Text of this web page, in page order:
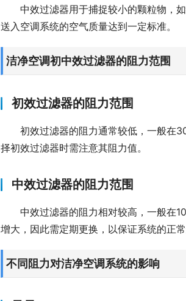
中效过滤器用于捕捉较小的颗粒物，
送入空调系统的空气质量达到一定标准。
洁净空调初中效过滤器的阻力范围
初效过滤器的阻力范围
初效过滤器的阻力通常较低，一般在
择初效过滤器时需注意其阻力值。
中效过滤器的阻力范围
中效过滤器的阻力相对较高，一般在
增大，因此需定期更换，以保证系统的正常
不同阻力对洁净空调系统的影响